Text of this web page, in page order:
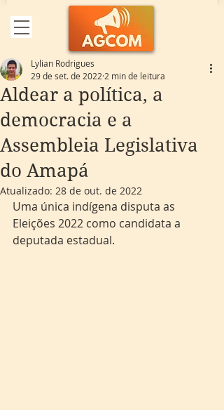
Aldear a política, a
democracia e a
Assembleia Legislativa
do Amapá
Lylian Rodrigues
29 de set. de 2022 2 min de leitura
Atualizado: 28 de out. de 2022
Uma única indígena disputa as
Eleições 2022 como candidata a
deputada estadual.